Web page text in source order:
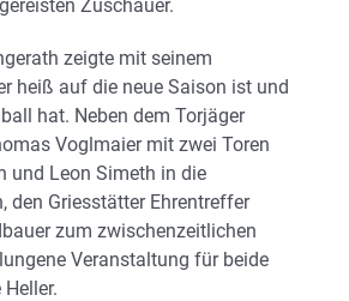
Zuschauer.
zeigte mit seinem
heiß auf die neue Saison ist und
hat. Neben dem Torjäger
Voglmaier mit zwei Toren
und Leon Simeth in die
den Griesstätter Ehrentreffer
zum zwischenzeitlichen
Veranstaltung für beide
Heller.